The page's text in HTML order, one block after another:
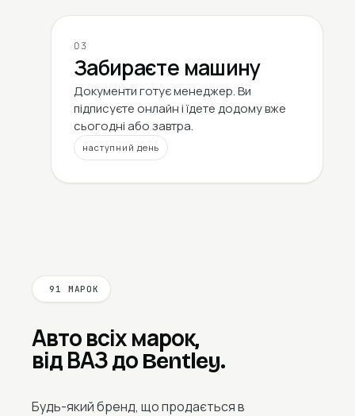
03
Забираєте машину
Документи готує менеджер. Ви
підписуєте онлайн і їдете додому вже
сьогодні або завтра.
наступний день
91 МАРОК
Авто всіх марок,
від ВАЗ до Bentley.
Будь-який бренд, що продається в